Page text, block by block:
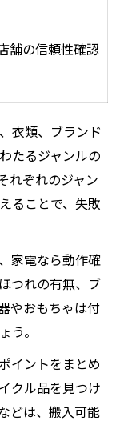
舗の信頼性確認
衣類、ブランド
たるジャンルの
れぞれのジャン
ることで、失敗
家電なら動作確
つれの有無、ブ
やおもちゃは付
う。
イントをまとめ
クル品を見つけ
どは、搬入可能